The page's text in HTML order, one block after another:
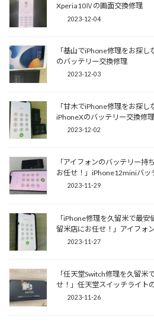
Xperia10Ⅳの画面交換修理
2023-12-04
「基山でiPhone修理をお探
のバッテリー交換修理
2023-12-03
「甘木でiPhone修理をお探し
iPhoneXのバッテリー交換修理
2023-12-02
「アイフォンのバッテリー持
お任せ！」iPhone12miniバッ
2023-11-29
「iPhone修理を久留米で最
留米店にお任せ！」アイフォ
2023-11-27
「任天堂Switch修理を久留
せ！」任天堂スイッチライト
2023-11-26